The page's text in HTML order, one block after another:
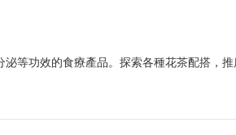
等功效的食療產品。探索各種花茶配搭，